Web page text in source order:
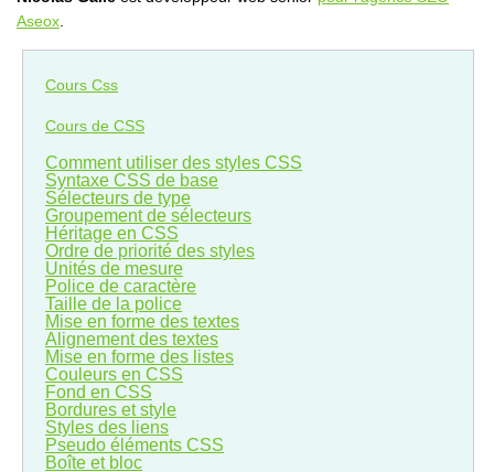
Aseox
Cours Css
Cours de CSS
Comment utiliser des styles CSS
Syntaxe CSS de base
Sélecteurs de type
Groupement de sélecteurs
Héritage en CSS
Ordre de priorité des styles
Unités de mesure
Police de caractère
Taille de la police
Mise en forme des textes
Alignement des textes
Mise en forme des listes
Couleurs en CSS
Fond en CSS
Bordures et style
Styles des liens
Pseudo éléments CSS
Boîte et bloc